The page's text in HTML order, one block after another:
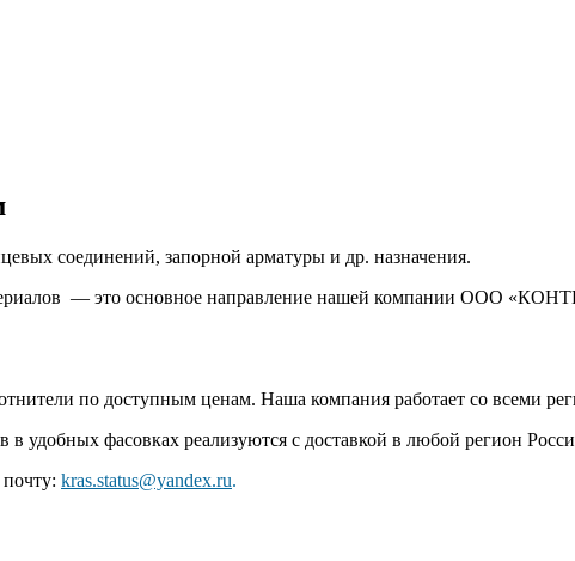
соединений, запорной арматуры и др. назначения.
— это основное направление нашей компании ООО
по доступным ценам. Наша компания работает со всеми
фасовках реализуются с доставкой в любой регион
kras.status@yandex.ru.